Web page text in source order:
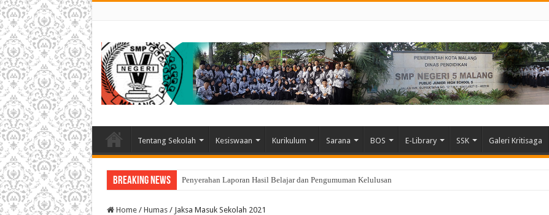
Tentang Sekolah Kesiswaan Kurikulum Sarana BOS E-Library SSK Galeri Kritisaga
Breaking News Penyerahan Laporan Hasil Belajar dan Pengumuman Kelulusan
Home / Humas / Jaksa Masuk Sekolah 2021